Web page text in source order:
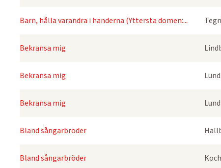
Barn, hålla varandra i händerna (Yttersta domen:...
Bekransa mig
Bekransa mig
Bekransa mig
Bland sångarbröder
Bland sångarbröder